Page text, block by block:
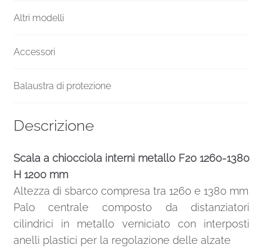
Altri modelli
Accessori
Balaustra di protezione
Descrizione
Scala a chiocciola interni metallo F20 1260-1380
H 1200 mm
Altezza di sbarco compresa tra 1260 e 1380 mm
Palo centrale composto da distanziatori
cilindrici in metallo verniciato con interposti
anelli plastici per la regolazione delle alzate